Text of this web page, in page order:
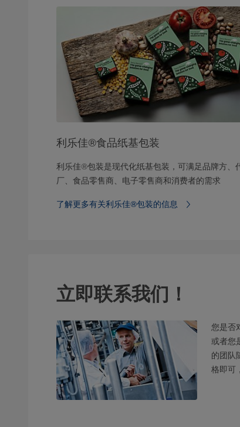
利乐佳®食品纸基包装
利乐佳®包装是现代化纸基包装，可满足品牌方、
厂、食品零售商、电子零售商和消费者的需求
了解更多有关利乐佳®包装的信息
立即联系我们！
您是否
或者您
的团队
格即可